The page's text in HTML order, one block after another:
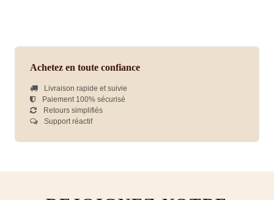
Achetez en toute confiance
Livraison rapide et suivie
Paiement 100% sécurisé
Retours simplifiés
Support réactif